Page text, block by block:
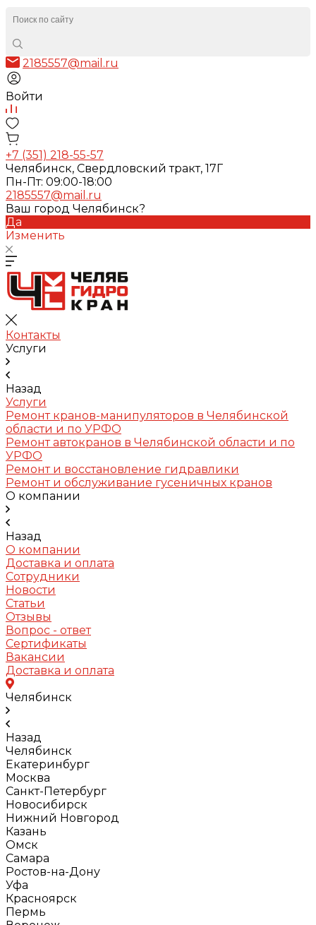
2185557@mail.ru
Войти
+7 (351) 218-55-57
Челябинск, Свердловский тракт, 17Г
Пн-Пт: 09:00-18:00
2185557@mail.ru
Ваш город Челябинск?
Да
Изменить
Контакты
Услуги
Назад
Услуги
Ремонт кранов-манипуляторов в Челябинской
области и по УРФО
Ремонт автокранов в Челябинской области и по
УРФО
Ремонт и восстановление гидравлики
Ремонт и обслуживание гусеничных кранов
О компании
Назад
О компании
Доставка и оплата
Сотрудники
Новости
Статьи
Отзывы
Вопрос - ответ
Сертификаты
Вакансии
Доставка и оплата
Челябинск
Назад
Челябинск
Екатеринбург
Москва
Санкт-Петербург
Новосибирск
Нижний Новгород
Казань
Омск
Самара
Ростов-на-Дону
Уфа
Красноярск
Пермь